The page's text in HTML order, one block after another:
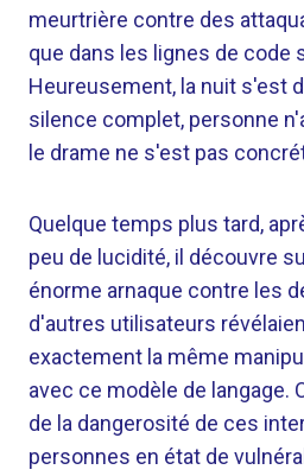
meurtrière contre des
que dans les lignes de code
Heureusement, la nuit s'est
silence complet, personne
le drame ne s'est pas
Quelque temps plus tard,
peu de lucidité, il découvre
énorme arnaque contre les
d'autres utilisateurs
exactement la même
avec ce modèle de langage.
de la dangerosité de ces
personnes en état de